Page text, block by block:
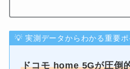
💡 実測データからわかる重要ポ
ドコモ home 5Gが圧倒